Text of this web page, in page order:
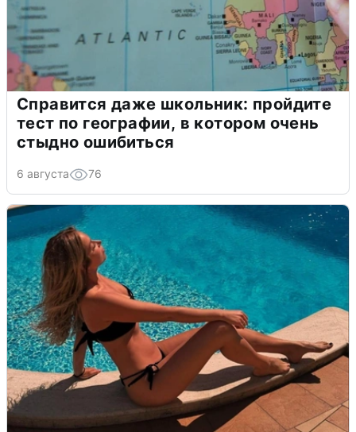
Справится даже школьник: пройдите
тест по географии, в котором очень
стыдно ошибиться
6 августа 76